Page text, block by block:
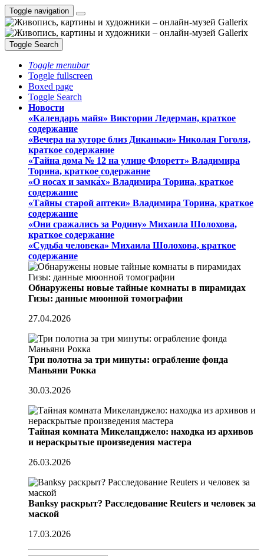
Toggle navigation
Toggle Search
Toggle menubar
Toggle fullscreen
Boxed page
Toggle Search
Новости
«Календарь майя» Виктории Ледерман, краткое
содержание
«Вечера на хуторе близ Диканьки» Николая Гоголя,
краткое содержание
«Тайна дома № 12 на улице Флоретт» Владимира
Торина, краткое содержание
«О носах и замка́х» Владимира Торина, краткое
содержание
«Тайны старой аптеки» Владимира Торина, краткое
содержание
«Они сражались за Родину» Михаила Шолохова,
краткое содержание
«Судьба человека» Михаила Шолохова, краткое
содержание
Обнаружены новые тайные комнаты в пирамидах
Гизы: данные мюонной томографии
27.04.2026
Три полотна за три минуты: ограбление фонда
Маньяни Рокка
30.03.2026
Тайная комната Микеланджело: находка из архивов
и нераскрытые произведения мастера
26.03.2026
Banksy раскрыт? Расследование Reuters и человек за
маской
17.03.2026